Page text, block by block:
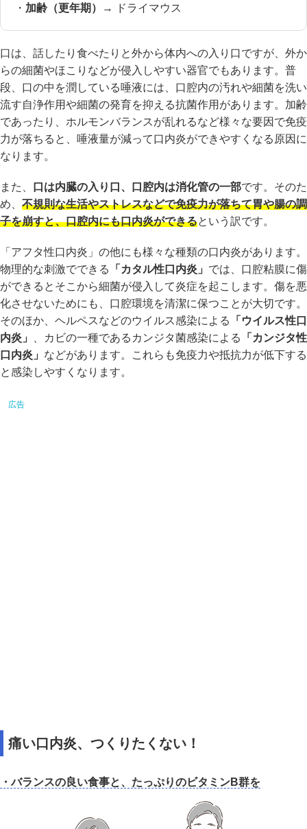
・ 加齢（更年期） → ドライマウス
口は、話したり食べたりと外から体内への入り口ですが、外か
らの細菌やほこりなどが侵入しやすい器官でもあります。普
段、口の中を潤している唾液には、口腔内の汚れや細菌を洗い
流す自浄作用や細菌の発育を抑える抗菌作用があります。加齢
であったり、ホルモンバランスが乱れるなど様々な要因で免疫
力が落ちると、唾液量が減って口内炎ができやすくなる原因に
なります。
また、 口は内臓の入り口、口腔内は消化管の一部です。そのた
め、 不規則な生活やストレスなどで免疫力が落ちて胃や腸の調
子を崩すと、口腔内にも口内炎ができるという訳です。
「アフタ性口内炎」の他にも様々な種類の口内炎があります。
物理的な刺激でできる
「カタル性口内炎」 では、口腔粘膜に傷
ができるとそこから細菌が侵入して炎症を起こします。傷を悪
化させないためにも、口腔環境を清潔に保つことが大切です。
そのほか、ヘルペスなどのウイルス感染による
「ウイルス性口
内炎」
、カビの一種であるカンジタ菌感染による
「カンジタ性
口内炎」 などがあります。これらも免疫力や抵抗力が低下する
と感染しやすくなります。
痛い口内炎、つくりたくない！
・バランスの良い食事と、たっぷりのビタミンB群を